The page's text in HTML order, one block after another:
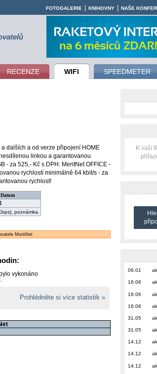
RECENZE WIFI SPEEDMETER
FOTOGALERIE KNIHOVNY NAŠE
dalších a od verze připojení HOME
linkou a garantovanou
- za 525,- Kč s DPH. MeritNet OFFICE -
rychlostí minimálně 64 kbit/s - za
rychlost!
Datum
poznámka.
MeritNet
vykonáno
Prohlédněte si více statistik »
K vaší
06.01
16.06
16.06
16.06
31.05
31.05
14.12
14.12
14.12